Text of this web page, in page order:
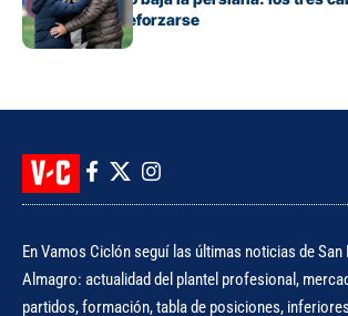
quedan para reforzarse
En Vamos Ciclón seguí las últimas noticias de
Almagro: actualidad del plantel profesional,
partidos, formación, tabla de posiciones,